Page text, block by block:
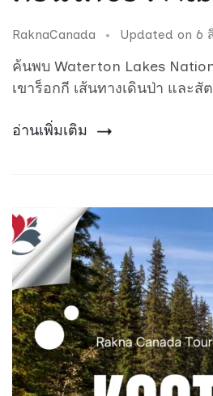
RaknaCanada Updated on 6
ค้นพบ Waterton Lakes
เขาร็อกกี เส้นทางเดินป่า และ
อ่านเพิ่มเติม